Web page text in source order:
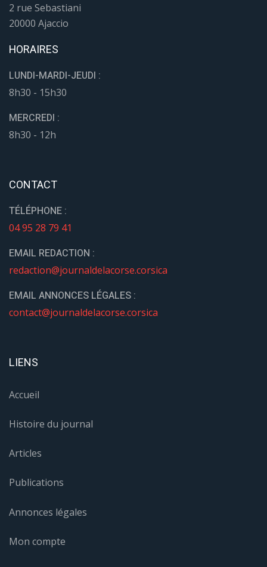
2 rue Sebastiani
20000 Ajaccio
HORAIRES
LUNDI-MARDI-JEUDI :
8h30 - 15h30
MERCREDI :
8h30 - 12h
CONTACT
TÉLÉPHONE :
04 95 28 79 41
EMAIL REDACTION :
redaction@journaldelacorse.corsica
EMAIL ANNONCES LÉGALES :
contact@journaldelacorse.corsica
LIENS
Accueil
Histoire du journal
Articles
Publications
Annonces légales
Mon compte